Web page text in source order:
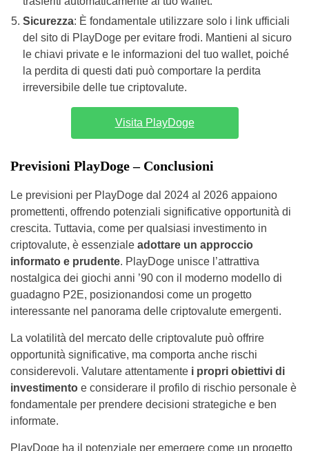
Sicurezza: È fondamentale utilizzare solo i link ufficiali
del sito di PlayDoge per evitare frodi. Mantieni al sicuro
le chiavi private e le informazioni del tuo wallet, poiché
la perdita di questi dati può comportare la perdita
irreversibile delle tue criptovalute.
Visita PlayDoge
Previsioni PlayDoge – Conclusioni
Le previsioni per PlayDoge dal 2024 al 2026 appaiono
promettenti, offrendo potenziali significative opportunità di
crescita. Tuttavia, come per qualsiasi investimento in
criptovalute, è essenziale adottare un approccio
informato e prudente. PlayDoge unisce l’attrattiva
nostalgica dei giochi anni ’90 con il moderno modello di
guadagno P2E, posizionandosi come un progetto
interessante nel panorama delle criptovalute emergenti.
La volatilità del mercato delle criptovalute può offrire
opportunità significative, ma comporta anche rischi
considerevoli. Valutare attentamente i propri obiettivi di
investimento e considerare il profilo di rischio personale è
fondamentale per prendere decisioni strategiche e ben
informate.
PlayDoge ha il potenziale per emergere come un progetto